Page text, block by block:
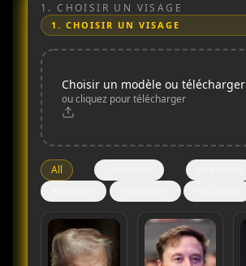
1.CHOISIR UN VISAGE
1. CHOISIR UN VISAGE
Choisir un modèle ou télécharger
ou cliquez pour télécharger
All